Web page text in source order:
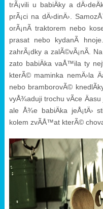
trÃ¡vili u babiÄky a
prÃ¡ci na dÄ›dinÄ›.
orÃ¡nÃ­ traktorem nebo
prasat nebo kydanÃ­
zahrÃ¡dky a zalÃ©vÃ¡nÃ­.
zato babiÄka vaÅ™ila ty
kterÃ© maminka nemÄ›la
nebo bramborovÃ©
vyÅ¾aduji trochu vÃ­ce Äasu
ale Å¾e babiÄka jeÅ¡tÄ›
kolem zvÃ­Å™at kterÃ©